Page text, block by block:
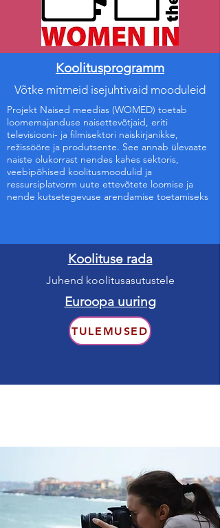
Koolitusprogramm
Võtke mitmeid isejuhtivaid mooduleid
Projekt Naised meedias (WOMED) toetab
loomemajanduse naisettevõtjaid, eriti
televisiooni- ja filmisektori naiskirjanikke,
režissööre ja produtsente. See annab ülevaate
naiste olukorrast nendes kahes sektoris,
veebipõhised koolitusmoodulid ja
ressursiplatvorm uute ettevõtete loomise ja
nende kutsetegevuse arendamise toetamiseks
Koolituse rada
Juhend koolitusasutustele
Euroopa uuring
TULEMUSED